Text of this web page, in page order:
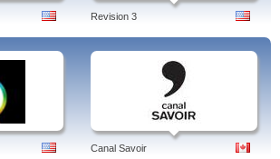
Revision 3
Canal Savoir